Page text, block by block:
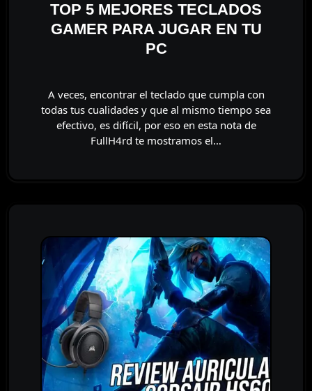
TOP 5 MEJORES TECLADOS
GAMER PARA JUGAR EN TU
PC
A veces, encontrar el teclado que cumpla con
todas tus cualidades y que al mismo tiempo sea
efectivo, es difícil, por eso en esta nota de
FullH4rd te mostramos el…